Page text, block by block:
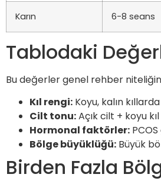
Karın 6-8 seans
Tablodaki
Bu değerler genel rehber
Kıl rengi: Koyu, kalın
Cilt tonu:Açık cilt + koyu
Hormonal faktörler:
Bölge büyüklüğü: Büyük
Birden Fazla